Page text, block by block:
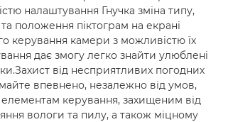
налаштування Гнучка зміна типу,
положення піктограм на екрані
керування камери з можливістю їх
дає змогу легко знайти улюблені
від несприятливих погодних
впевнено, незалежно від умов,
елементам керування, захищеним від
вологи та пилу, а також міцному